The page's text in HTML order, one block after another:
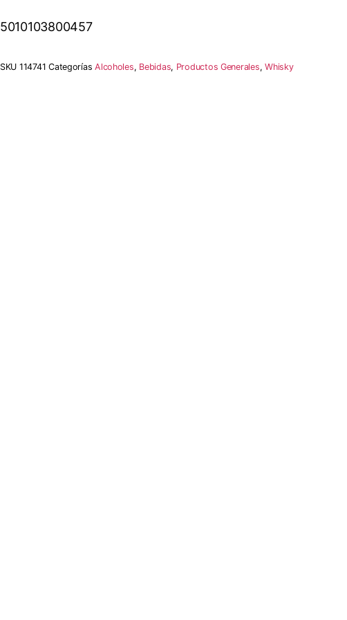
5010103800457
SKU 114741Categorías Alcoholes, Bebidas, Productos Generales,Whisky